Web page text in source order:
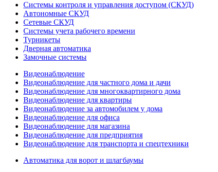
Системы контроля и управления доступом (СКУД)
Автономные СКУД
Сетевые СКУД
Системы учета рабочего времени
Турникеты
Дверная автоматика
Замочные системы
Видеонаблюдение
Видеонаблюдение для частного дома и дачи
Видеонаблюдение для многоквартирного дома
Видеонаблюдение для квартиры
Видеонаблюдение за автомобилем у дома
Видеонаблюдение для офиса
Видеонаблюдение для магазина
Видеонаблюдение для предприятия
Видеонаблюдение для транспорта и спецтехники
Автоматика для ворот и шлагбаумы